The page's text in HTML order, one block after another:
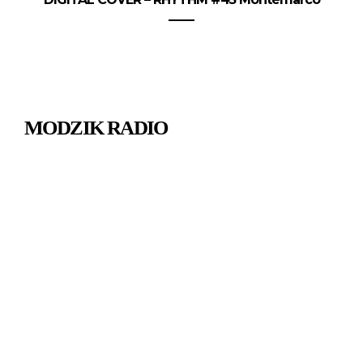
MODZIK RADIO